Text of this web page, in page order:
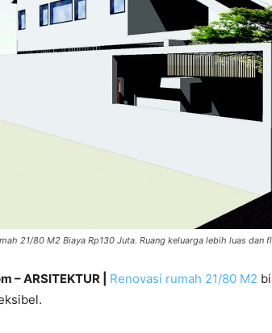
21/80 M2 Biaya Rp130 Juta. Ruang keluarga lebih luas dan
– ARSITEKTUR | Renovasi rumah 21/80 M2